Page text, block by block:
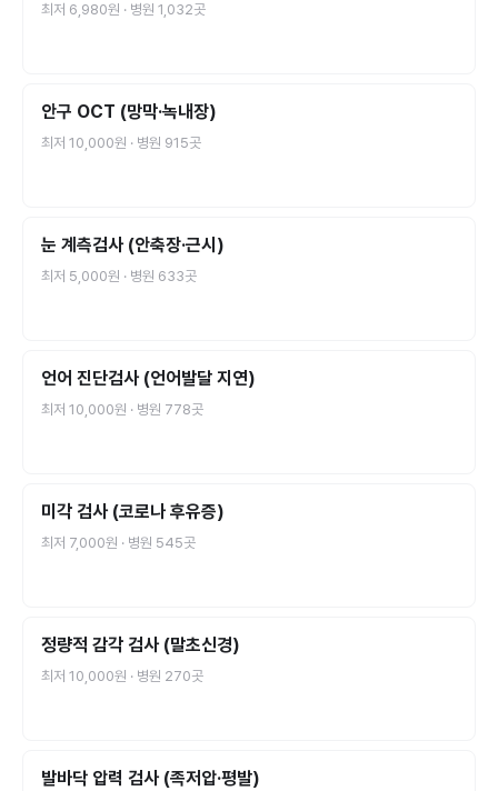
최저 6,980원 · 병원 1,032곳
안구 OCT (망막·녹내장)
최저 10,000원 · 병원 915곳
눈 계측검사 (안축장·근시)
최저 5,000원 · 병원 633곳
언어 진단검사 (언어발달 지연)
최저 10,000원 · 병원 778곳
미각 검사 (코로나 후유증)
최저 7,000원 · 병원 545곳
정량적 감각 검사 (말초신경)
최저 10,000원 · 병원 270곳
발바닥 압력 검사 (족저압·평발)